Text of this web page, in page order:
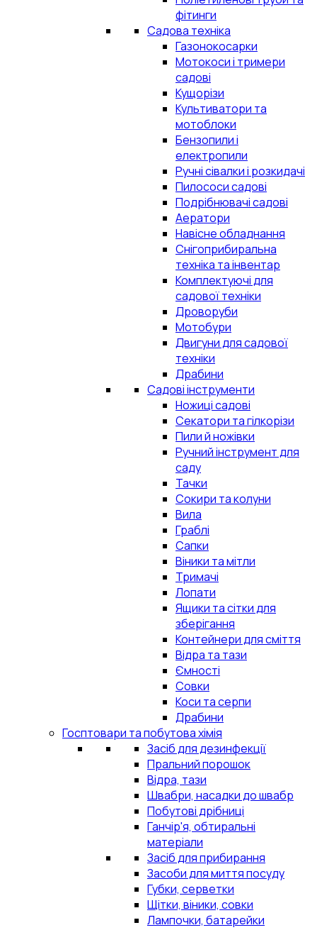
фітинги
Садова техніка
Газонокосарки
Мотокоси і тримери
садові
Кущорізи
Культиватори та
мотоблоки
Бензопили і
електропили
Ручні сівалки і розкидачі
Пилососи садові
Подрібнювачі садові
Аератори
Навісне обладнання
Снігоприбиральна
техніка та інвентар
Комплектуючі для
садової техніки
Дроворуби
Мотобури
Двигуни для садової
техніки
Драбини
Садові інструменти
Ножиці садові
Секатори та гілкорізи
Пили й ножівки
Ручний інструмент для
саду
Тачки
Сокири та колуни
Вила
Граблі
Сапки
Віники та мітли
Тримачі
Лопати
Ящики та сітки для
зберігання
Контейнери для сміття
Відра та тази
Ємності
Совки
Коси та серпи
Драбини
Госптовари та побутова хімія
Засіб для дезинфекції
Пральний порошок
Відра, тази
Швабри, насадки до швабр
Побутові дрібниці
Ганчір'я, обтиральні
матеріали
Засіб для прибирання
Засоби для миття посуду
Губки, серветки
Щітки, віники, совки
Лампочки, батарейки